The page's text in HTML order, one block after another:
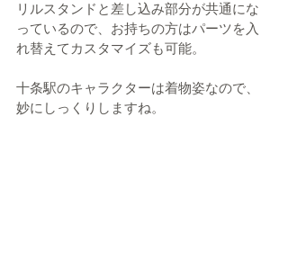
リルスタンドと差し込み部分が共通にな
っているので、お持ちの方はパーツを入
れ替えてカスタマイズも可能。
十条駅のキャラクターは着物姿なので、
妙にしっくりしますね。